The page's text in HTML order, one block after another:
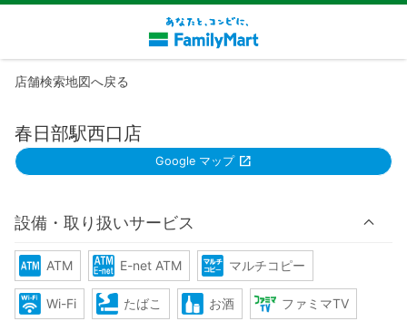
店舗検索地図へ戻る
春日部駅西口店
Google マップ
設備・取り扱いサービス
ATM E-net ATM マルチコピー
Wi-Fi たばこ お酒 ファミマTV